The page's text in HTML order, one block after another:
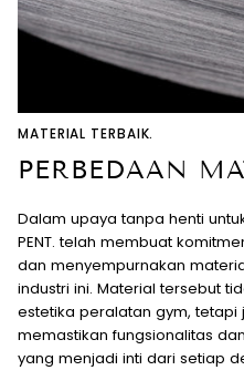
MATERIAL TERBAIK.
PERBEDAAN
Dalam upaya tanpa henti
PENT. telah membuat
dan menyempurnakan
industri ini. Material tersebut
estetika peralatan gym,
memastikan fungsionalitas
yang menjadi inti dari setiap